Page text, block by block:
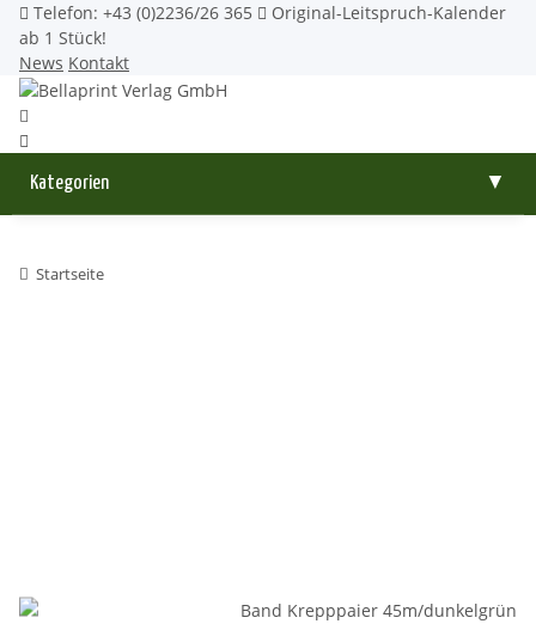
Telefon: +43 (0)2236/26 365
Original-Leitspruch-Kalender
ab 1 Stück!
News Kontakt
Kategorien ▼
Startseite